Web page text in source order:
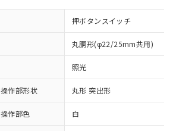
押ボタンスイッチ
丸胴形(φ22/25mm共用)
照光
操作部形状 丸形 突出形
操作部色 白